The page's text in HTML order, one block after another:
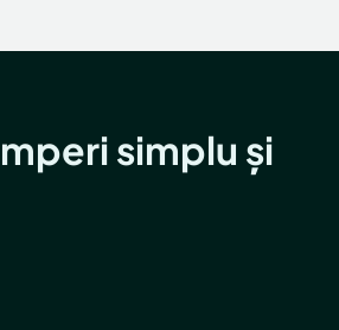
simplu și